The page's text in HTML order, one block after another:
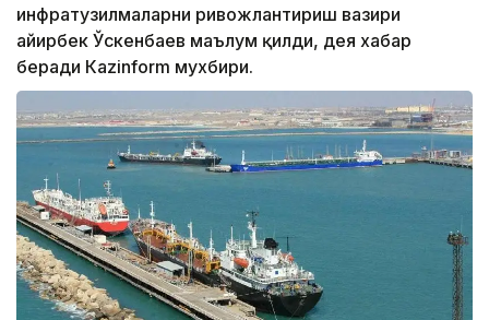
инфратузилмаларни ривожлантириш вазири
Қайирбек Ўскенбаев маълум қилди, дея хабар
беради Кazinform мухбири.